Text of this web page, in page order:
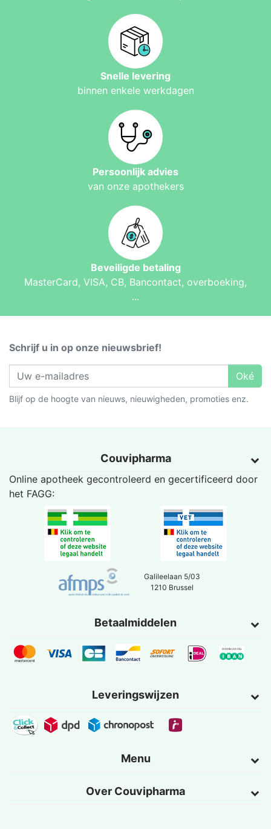
Snelle levering
binnen enkele werkdagen
Persoonlijk advies
van onze apothekers
Beveiligde betaling
MasterCard, VISA, CB, Bancontact, overboeking,
...
Schrijf u in op onze nieuwsbrief!
Oké
Blijf op de hoogte van nieuws, nieuwigheden, promoties enz.
Couvipharma
Online apotheek gecontroleerd en gecertificeerd door
het FAGG:
Galileelaan 5/03
1210 Brussel
Betaalmiddelen
Leveringswijzen
Menu
Over Couvipharma